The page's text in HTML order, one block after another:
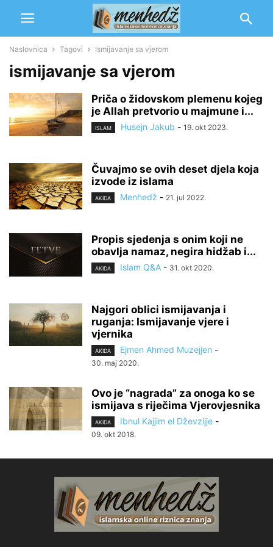
Naslovnica Tagovi Ismijavanje sa vjerom
ismijavanje sa vjerom
Priča o židovskom plemenu kojeg
je Allah pretvorio u majmune i...
ISLAM Husejn Jakub - 19. okt 2023.
Čuvajmo se ovih deset djela koja
izvode iz islama
AKIDA Menhedž - 21. jul 2022.
Propis sjedenja s onim koji ne
obavlja namaz, negira hidžab i...
AKIDA Islam Q&A - 31. okt 2020.
Najgori oblici ismijavanja i
ruganja: Ismijavanje vjere i
vjernika
AKIDA Ejmen Ahmed Muzejjen -
30. maj 2020.
Ovo je “nagrada” za onoga ko se
ismijava s riječima Vjerovjesnika
AKIDA Ibnul Kajjim el Dževzijje -
09. okt 2018.